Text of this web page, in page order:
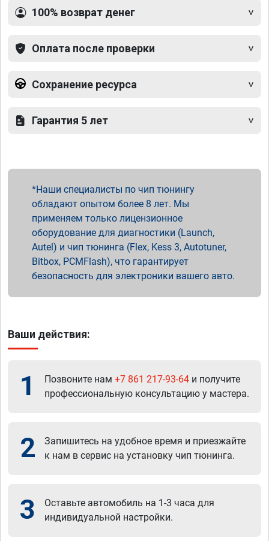
100% возврат денег
Оплата после проверки
Сохранение ресурса
Гарантия 5 лет
Наши специалисты по чип тюнингу
обладают опытом более 8 лет. Мы
применяем только лицензионное
оборудование для диагностики (Launch,
Autel) и чип тюнинга (Flex, Kess 3, Autotuner,
Bitbox, PCMFlash), что гарантирует
безопасность для электроники вашего авто.
Ваши действия:
1 Позвоните нам +7 861 217-93-64 и получите
профессиональную консультацию у мастера.
2
Запишитесь на удобное время и приезжайте
к нам в сервис на установку чип тюнинга.
3
Оставьте автомобиль на 1-3 часа для
индивидуальной настройки.